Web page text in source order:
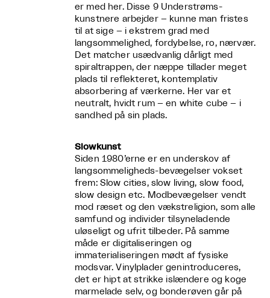
er med her. Disse 9 Understrøms-
kunstnere arbejder – kunne man fristes
til at sige – i ekstrem grad med
langsommelighed, fordybelse, ro, nærvær.
Det matcher usædvanlig dårligt med
spiraltrappen, der næppe tillader meget
plads til reflekteret, kontemplativ
absorbering af værkerne. Her var et
neutralt, hvidt rum – en white cube – i
sandhed på sin plads.
Slowkunst
Siden 1980’erne er en underskov af
langsommeligheds-bevægelser vokset
frem: Slow cities, slow living, slow food,
slow design etc. Modbevægelser vendt
mod ræset og den vækstreligion, som alle
samfund og individer tilsyneladende
uløseligt og ufrit tilbeder. På samme
måde er digitaliseringen og
immaterialiseringen mødt af fysiske
modsvar. Vinylplader genintroduceres,
det er hipt at strikke islændere og koge
marmelade selv, og bonderøven går på